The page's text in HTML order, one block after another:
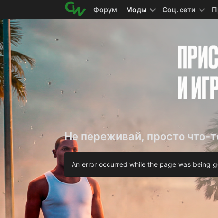
Форум Моды Соц. сети
Не переживай, просто что-
An error occurred while the page was being